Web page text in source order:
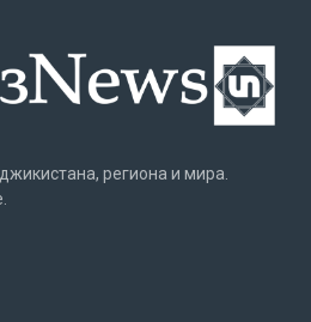
региона и мира.